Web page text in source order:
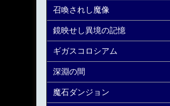
召喚されし魔像
鏡映せし異境の記憶
ギガスコロシアム
深淵の間
魔石ダンジョン